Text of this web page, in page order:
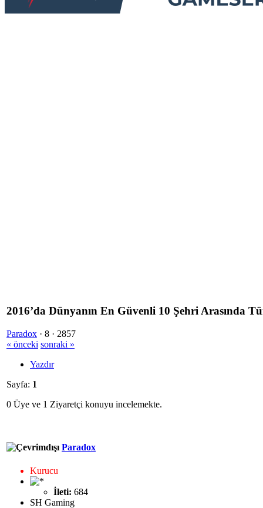
2016’da Dünyanın En Güvenli 10 Şehri Arasında
Paradox · 8 · 2857
« önceki sonraki »
Yazdır
Sayfa: 1
0 Üye ve 1 Ziyaretçi konuyu incelemekte.
Paradox
Kurucu
İleti: 684
SH Gaming